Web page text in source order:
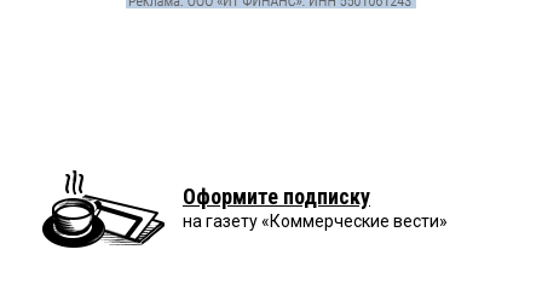
Оформите подписку
на газету «Коммерческие вести»